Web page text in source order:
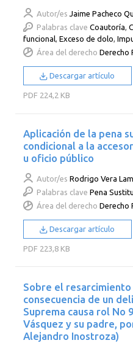
Autor/es Jaime Pacheco
Palabras clave Coautoría,
funcional,Exceso de dolo,
Área del derecho Derecho
Descargar artículo
PDF 224,2 KB
Aplicación de la pena
condicional a la
u oficio público
Autor/es Rodrigo Vera
Palabras clave Pena
Área del derecho Derecho
Descargar artículo
PDF 223,8 KB
Sobre el
consecuencia de un
Suprema causa rol No
Vásquez y su padre,
Alejandro Inostroza)